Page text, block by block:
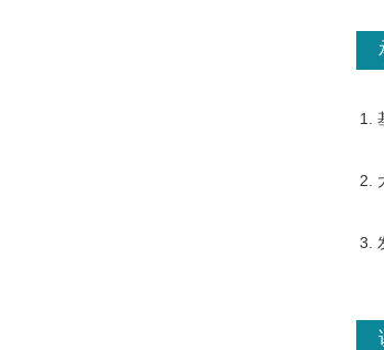
1.
2.
3.